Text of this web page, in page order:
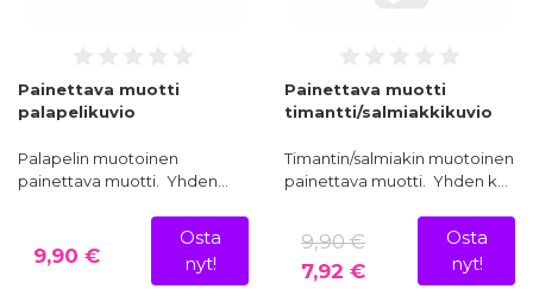
Painettava muotti
palapelikuvio
Palapelin muotoinen
painettava muotti. Yhden…
9,90 €
Osta
nyt!
Painettava muotti
timantti/salmiakkikuvio
Timantin/salmiakin muotoinen
painettava muotti. Yhden k…
9,90 €
7,92 €
Osta
nyt!